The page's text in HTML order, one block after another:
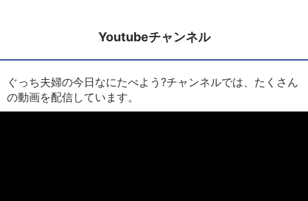
Youtubeチャンネル
ぐっち夫婦の今日なにたべよう?チャンネルでは、たくさん
の動画を配信しています。